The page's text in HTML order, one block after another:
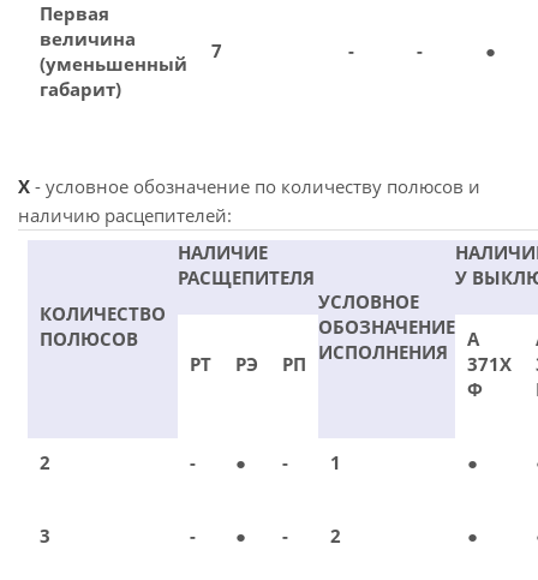
Первая
величина
(уменьшенный
габарит)
7 - - ●
X - условное обозначение по количеству полюсов и
наличию расцепителей:
КОЛИЧЕСТВО
ПОЛЮСОВ
НАЛИЧИЕ
РАСЩЕПИТЕЛЯ
УСЛОВНОЕ
ОБОЗНАЧЕНИЕ
ИСПОЛНЕНИЯ
У
РТ РЭ РП
А
371Х
Ф
2 - ● - 1 ●
3 - ● - 2 ●